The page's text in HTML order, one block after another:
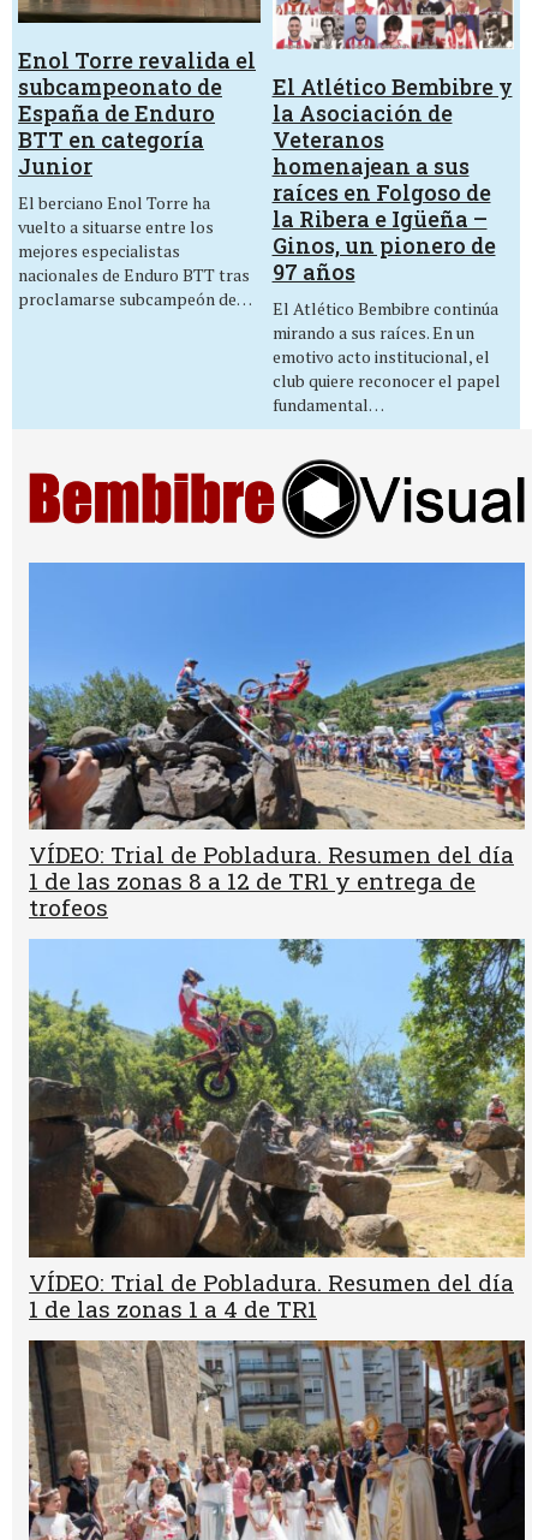
Enol Torre revalida el
subcampeonato de
España de Enduro
BTT en categoría
Junior
El berciano Enol Torre ha
vuelto a situarse entre los
mejores especialistas
nacionales de Enduro BTT tras
proclamarse subcampeón de…
El Atlético Bembibre y
la Asociación de
Veteranos
homenajean a sus
raíces en Folgoso de
la Ribera e Igüeña –
Ginos, un pionero de
97 años
El Atlético Bembibre continúa
mirando a sus raíces. En un
emotivo acto institucional, el
club quiere reconocer el papel
fundamental…
VÍDEO: Trial de Pobladura. Resumen del día
1 de las zonas 8 a 12 de TR1 y entrega de
trofeos
VÍDEO: Trial de Pobladura. Resumen del día
1 de las zonas 1 a 4 de TR1